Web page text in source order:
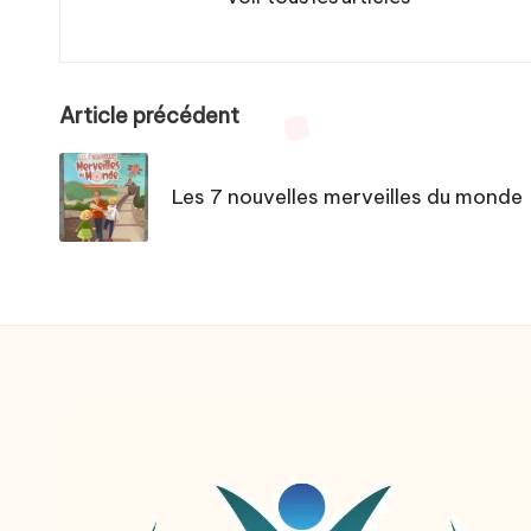
Post
navigation
Article précédent
Les 7 nouvelles merveilles du monde